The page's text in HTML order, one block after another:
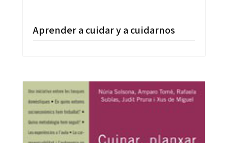
Aprender a cuidar y a cuidarnos